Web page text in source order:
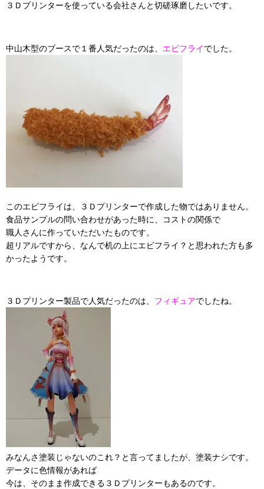
３Ｄプリンターを使っている会社さんと切磋琢磨したいです。
中山木型のブースで１番人気だったのは、 エビフライでした。
このエビフライは、３Ｄプリンターで作成した物ではありません。
食品サンプルの問い合わせがあった時に、コストの関係で
職人さんに作っていただいたものです。
超リアルですから、なんで机の上にエビフライ？と思われた方も多
かったようです。
３Ｄプリンター製品で人気だったのは、 フィギュアでしたね。
みなんさ塗装じゃないのこれ？と言ってましたが、塗装ナシです。
データに色情報があれば
今は、そのまま作成できる３Ｄプリンターもあるのです。